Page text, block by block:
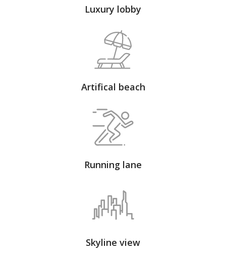
Luxury lobby
Artifical beach
Running lane
Skyline view